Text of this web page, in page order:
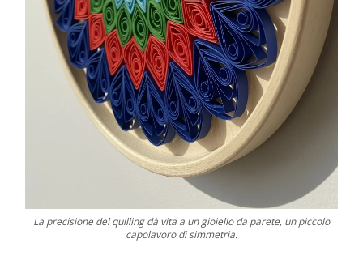
La precisione del quilling dà vita a un gioiello da parete, un piccolo
capolavoro di simmetria.